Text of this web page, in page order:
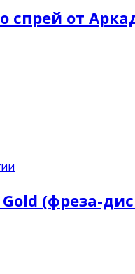
спрей от
Gold (фреза-